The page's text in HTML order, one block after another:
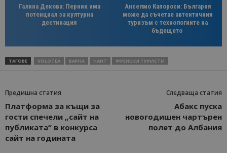
Галина Декова: Перник има
потенциал за културна
дестинация
Анселмо Капороси: България
може да съчетае автентичния
туризъм с технологиите на
бъдещето
ТАГОВЕ VOLOTEA ВАРНА НАНТ ФРЕНСКИ ТУРИСТИ
Предишна статия
Платформа за къщи за
гости спечели „сайт на
публиката“ в конкурса
сайт на годината
Следваща статия
Абакс пуска
новогодишен чартърен
полет до Албания